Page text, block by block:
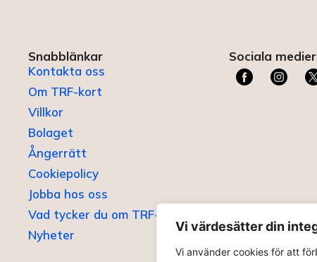
Vi värdesätter din
Vi använder cookies för att
Snabblänkar
Kontakta oss
Om TRF-kort
Villkor
Bolaget
Ångerrätt
Cookiepolicy
Jobba hos oss
Vad tycker du om TRF-kort
Nyheter
Sociala medier